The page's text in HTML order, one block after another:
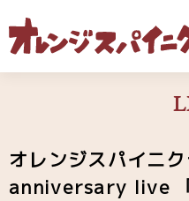
オレンジスパイニ
anniversary live